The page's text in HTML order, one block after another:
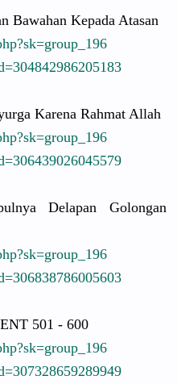
Bawahan Kepada Atasan
=group_196
2986205183
Karena Rahmat Allah
=group_196
9026045579
ya Delapan Golongan
=group_196
8786005603
501 - 600
=group_196
8659289949